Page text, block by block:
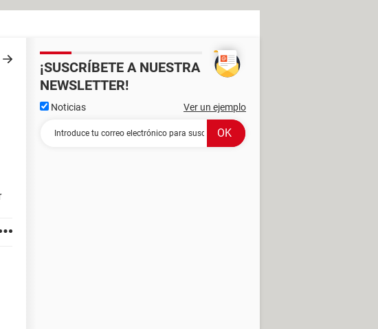
¡SUSCRÍBETE A NUESTRA
NEWSLETTER!
Noticias Ver un ejemplo